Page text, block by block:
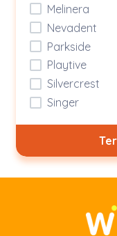
Melinera
Nevadent
Parkside
Playtive
Silvercrest
Singer